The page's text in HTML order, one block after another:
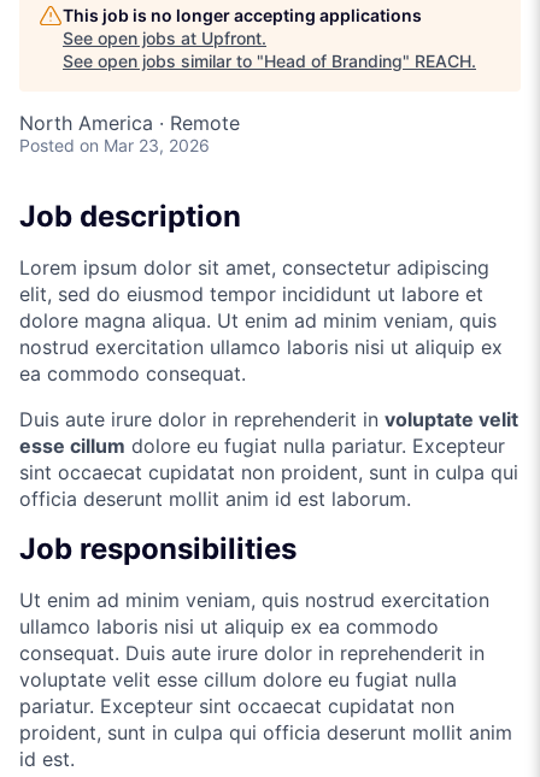
This job is no longer accepting applications
See open jobs at Upfront.
See open jobs similar to "Head of Branding" REACH.
North America · Remote
Posted on Mar 23, 2026
Job description
Lorem ipsum dolor sit amet, consectetur adipiscing
elit, sed do eiusmod tempor incididunt ut labore et
dolore magna aliqua. Ut enim ad minim veniam, quis
nostrud exercitation ullamco laboris nisi ut aliquip ex
ea commodo consequat.
Duis aute irure dolor in reprehenderit in voluptate velit
esse cillum dolore eu fugiat nulla pariatur. Excepteur
sint occaecat cupidatat non proident, sunt in culpa qui
officia deserunt mollit anim id est laborum.
Job responsibilities
Ut enim ad minim veniam, quis nostrud exercitation
ullamco laboris nisi ut aliquip ex ea commodo
consequat. Duis aute irure dolor in reprehenderit in
voluptate velit esse cillum dolore eu fugiat nulla
pariatur. Excepteur sint occaecat cupidatat non
proident, sunt in culpa qui officia deserunt mollit anim
id est.